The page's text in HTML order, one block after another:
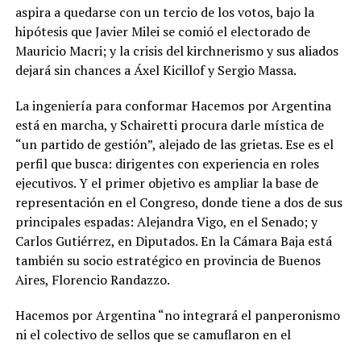
aspira a quedarse con un tercio de los votos, bajo la
hipótesis que Javier Milei se comió el electorado de
Mauricio Macri; y la crisis del kirchnerismo y sus aliados
dejará sin chances a Áxel Kicillof y Sergio Massa.
La ingeniería para conformar Hacemos por Argentina
está en marcha, y Schairetti procura darle mística de
“un partido de gestión”, alejado de las grietas. Ese es el
perfil que busca: dirigentes con experiencia en roles
ejecutivos. Y el primer objetivo es ampliar la base de
representación en el Congreso, donde tiene a dos de sus
principales espadas: Alejandra Vigo, en el Senado; y
Carlos Gutiérrez, en Diputados. En la Cámara Baja está
también su socio estratégico en provincia de Buenos
Aires, Florencio Randazzo.
Hacemos por Argentina “no integrará el panperonismo
ni el colectivo de sellos que se camuflaron en el